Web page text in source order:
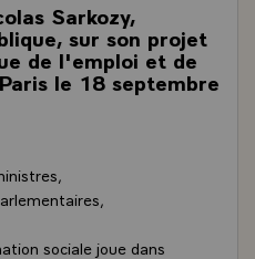
Sarkozy,
sur son projet
de l'emploi et de
le 18 septembre
sociale joue dans